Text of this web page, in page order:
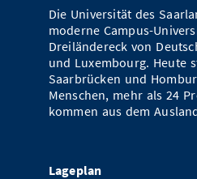
Die Universität des
moderne Campus-
Dreiländereck von
und Luxembourg. Heute
Saarbrücken und
Menschen, mehr als 24
kommen aus dem
Lageplan